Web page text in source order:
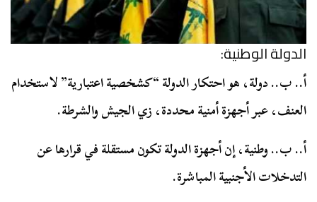
الدولة الوطنية:
أ.. ب.. دولة، هو احتكار الدولة “كشخصية اعتبارية” لاستخدام
العنف، عبر أجهزة أمنية محددة، زي الجيش والشرطة.
أ.. ب.. وطنية، إن أجهزة الدولة تكون مستقلة في قرارها عن
التدخلات الأجنبية المباشرة.